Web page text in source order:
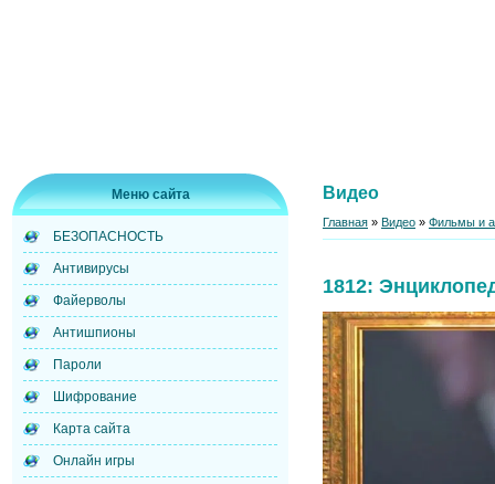
Меню сайта
БЕЗОПАСНОСТЬ
Антивирусы
Файерволы
Антишпионы
Пароли
Шифрование
Карта сайта
Онлайн игры
Видео
Главная » Видео » Фильмы и
1812: